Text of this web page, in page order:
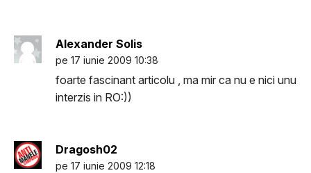
Alexander Solis
pe 17 iunie 2009 10:38
foarte fascinant articolu , ma mir ca nu e nici unu
interzis in RO:))
Dragosh02
pe 17 iunie 2009 12:18